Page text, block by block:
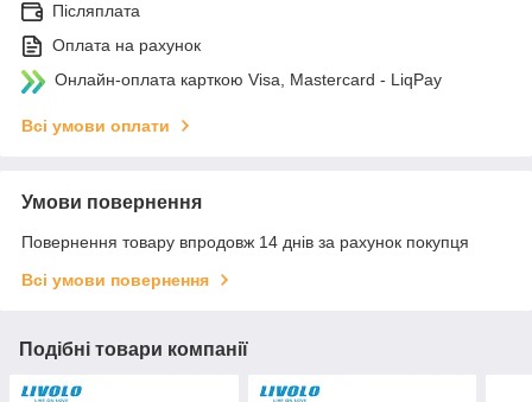
Післяплата
Оплата на рахунок
Онлайн-оплата карткою Visa, Mastercard - LiqPay
Всі умови оплати
Умови повернення
Повернення товару впродовж 14 днів за рахунок покупця
Всі умови повернення
Подібні товари компанії